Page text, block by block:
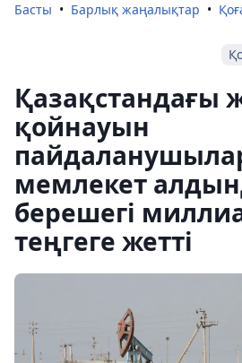
Басты Барлық жаңалықтар
Қазақстандағы
қойнауын
мемлекет
берешегі
теңгеге жетті